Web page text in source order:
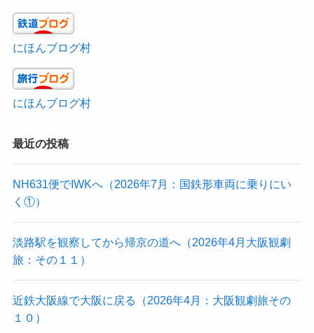
にほんブログ村
にほんブログ村
最近の投稿
NH631便でIWKへ（2026年7月：国鉄形車両に乗りにい
く①）
淡路駅を観察してから帰京の道へ（2026年4月大阪観劇
旅：その１１）
近鉄大阪線で大阪に戻る（2026年4月：大阪観劇旅その
１０）